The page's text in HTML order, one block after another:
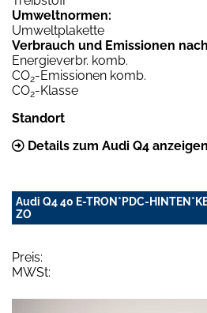
Umweltnormen:
Umweltplakette
Verbrauch und Emissionen
Energieverbr. komb.
CO2-Emissionen komb.
CO2-Klasse
Standort
Details zum Audi Q4 anzeigen
Audi Q4 40 E-TRON*PDC-
ZO
Preis:
MWSt: